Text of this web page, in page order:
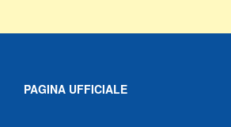
PAGINA UFFICIALE